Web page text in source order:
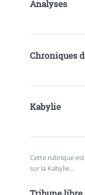
Analyses
Chroniques
Kabylie
Cette rubrique
sur la Kabylie...